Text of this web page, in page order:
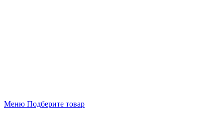
Меню Подберите товар